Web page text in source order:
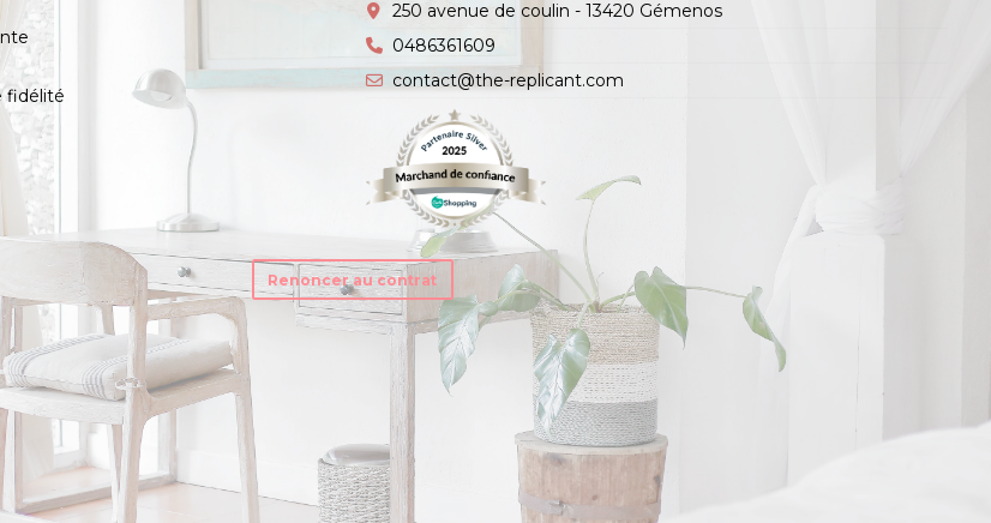
fidélité
250 avenue de coulin - 13420 Gémenos
0486361609
contact@the-replicant.com
Renoncer au contrat